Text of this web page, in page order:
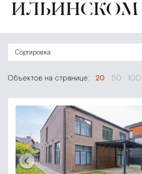
Сортировка
Объектов на странице: 20 50 100